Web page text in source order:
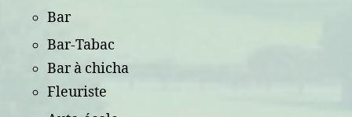
Bar
Bar-Tabac
Bar à chicha
Fleuriste